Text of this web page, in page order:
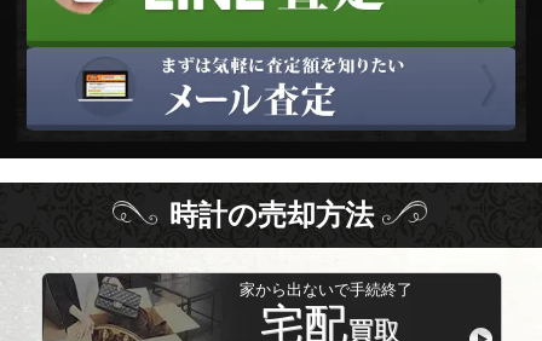
時計の売却方法
家から出ないで手続終了
宅配買取